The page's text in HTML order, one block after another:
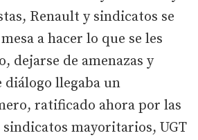
Renault y sindicatos se
a hacer lo que se les
dejarse de amenazas y
diálogo llegaba un
ratificado ahora por las
sindicatos mayoritarios, UGT